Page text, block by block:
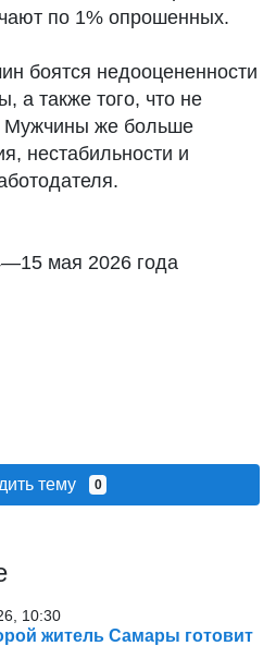
по 1% опрошенных.
боятся недооцененности
а также того, что не
Мужчины же больше
нестабильности и
мая 2026 года
тему 0
10:30
житель Самары готовит